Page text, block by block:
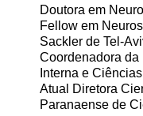
Doutora em
Fellow em
Sackler de Tel-
Coordenadora da
Interna e
Atual Diretora
Paranaense de